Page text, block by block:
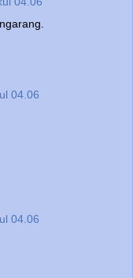
04.06
04.06